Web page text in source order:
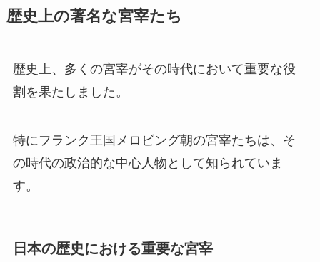
歴史上の著名な宮宰たち
歴史上、多くの宮宰がその時代において重要な役
割を果たしました。
特にフランク王国メロビング朝の宮宰たちは、そ
の時代の政治的な中心人物として知られていま
す。
日本の歴史における重要な宮宰